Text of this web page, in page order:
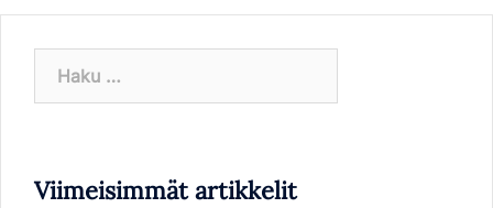
Viimeisimmät artikkelit